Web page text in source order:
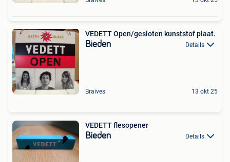
VEDETT Open/gesloten kunststof plaat.
Bieden Details
Braives 13 okt 25
VEDETT flesopener
Bieden Details